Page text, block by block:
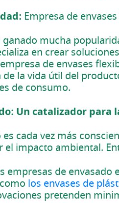
Empresa de
ganado mucha
en crear
de envases
la vida útil del
de consumo.
Un catalizador para
cada vez más
impacto ambiental.
empresas de
los envases de
pretenden